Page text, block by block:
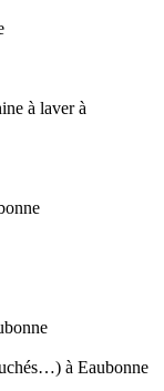
à laver à
à Eaubonne